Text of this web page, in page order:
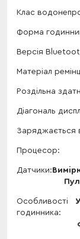
Клас
Форма
Версія
Матеріал
Роздільна
Діагональ
Заряджається
Процесор
Датчики
Особливості
годинника